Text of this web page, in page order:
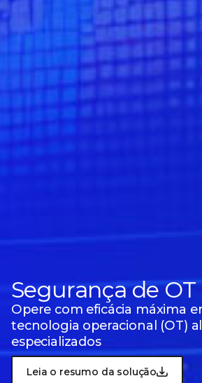
Segurança de OT
Opere com eficácia máxima
tecnologia operacional (OT)
especializados
Leia o resumo da solução